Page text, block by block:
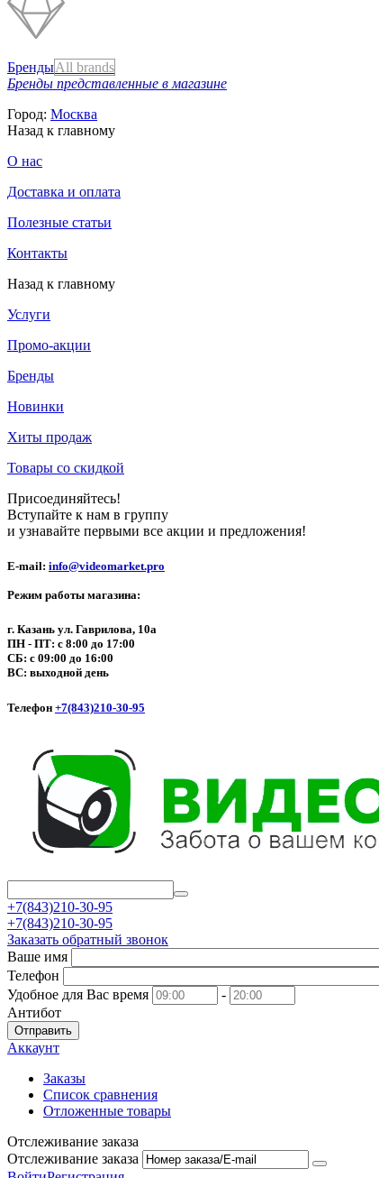
БрендыAll brands
Бренды представленные в магазине
Город: Москва
Назад к главному
О нас
Доставка и оплата
Полезные статьи
Контакты
Назад к главному
Услуги
Промо-акции
Бренды
Новинки
Хиты продаж
Товары со скидкой
Присоединяйтесь!
Вступайте к нам в группу
и узнавайте первыми все акции и предложения!
E-mail: info@videomarket.pro
Режим работы магазина:
г. Казань ул. Гаврилова, 10а
ПН - ПТ: с 8:00 до 17:00
СБ: с 09:00 до 16:00
ВС: выходной день
Телефон +7(843)210-30-95
+7(843)210-30-95
+7(843)210-30-95
Заказать обратный звонок
Ваше имя
Телефон
Удобное для Вас время
-
Антибот
Отправить
Аккаунт
Заказы
Список сравнения
Отложенные товары
Отслеживание заказа
Отслеживание заказа